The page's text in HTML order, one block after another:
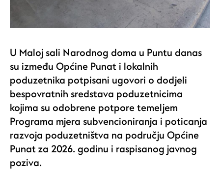
U Maloj sali Narodnog doma u Puntu danas
su između Općine Punat i lokalnih
poduzetnika potpisani ugovori o dodjeli
bespovratnih sredstava poduzetnicima
kojima su odobrene potpore temeljem
Programa mjera subvencioniranja i poticanja
razvoja poduzetništva na području Općine
Punat za 2026. godinu i raspisanog javnog
poziva.